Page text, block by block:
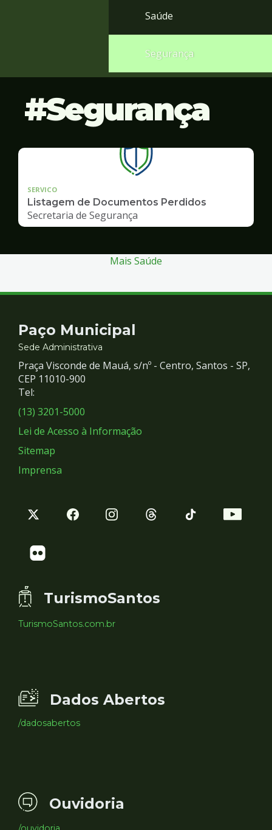
Saúde
Segurança
Segurança
SERVICO
Listagem de Documentos Perdidos
Secretaria de Segurança
Mais Saúde
Contato
e
Redes
Sociais
Paço Municipal
Sede Administrativa
Praça Visconde de Mauá, s/nº - Centro, Santos - SP,
CEP 11010-900
Tel:
(13) 3201-5000
Lei de Acesso à Informação
Sitemap
Imprensa
TurismoSantos
TurismoSantos.com.br
Dados Abertos
/dadosabertos
Ouvidoria